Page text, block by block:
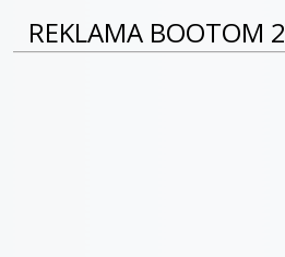
REKLAMA BOOTOM 2